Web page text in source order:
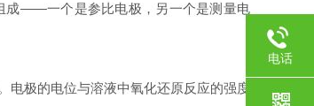
成——一个是参比电极，另一个是测量电
极的电位与溶液中氧化还原反应的强度
电话